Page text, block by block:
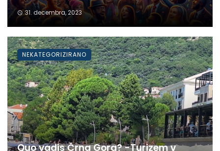
31. decembra, 2023
Quo vadis Črna Gora? -Turizem v
NEKATEGORIZIRANO